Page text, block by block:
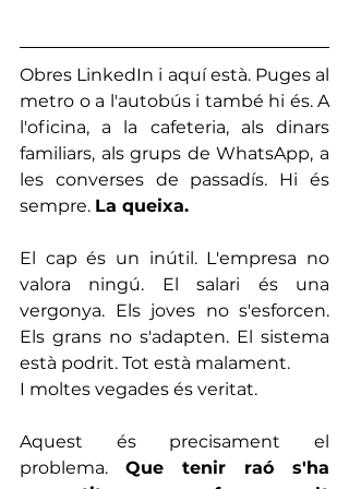
Obres LinkedIn i aquí està. Puges al
metro o a l'autobús i també hi és. A
l'oficina, a la cafeteria, als dinars
familiars, als grups de WhatsApp, a
les converses de passadís. Hi és
sempre. La queixa.
El cap és un inútil. L'empresa no
valora ningú. El salari és una
vergonya. Els joves no s'esforcen.
Els grans no s'adapten. El sistema
està podrit. Tot està malament.
I moltes vegades és veritat.
Aquest és precisament el
problema. Que tenir raó s'ha